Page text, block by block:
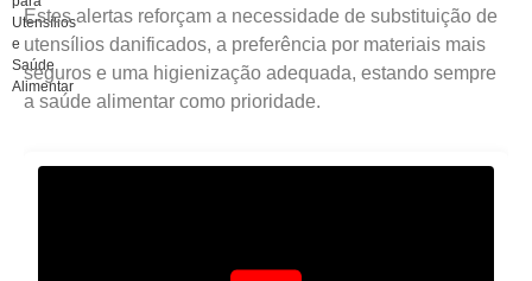
Utensílios
e
Saúde
Alimentar
Estes alertas reforçam a necessidade de substituição de
utensílios danificados, a preferência por materiais mais
seguros e uma higienização adequada, estando sempre
a saúde alimentar como prioridade.